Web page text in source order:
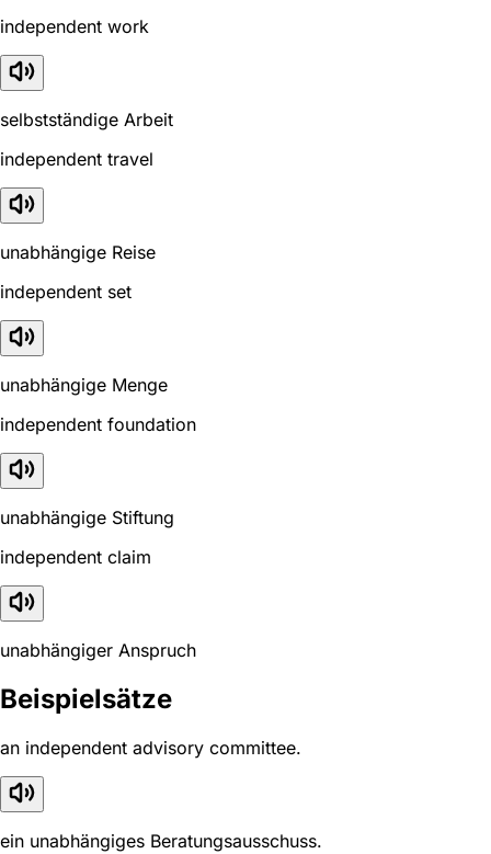
independent work
selbstständige Arbeit
independent travel
unabhängige Reise
independent set
unabhängige Menge
independent foundation
unabhängige Stiftung
independent claim
unabhängiger Anspruch
Beispielsätze
an independent advisory committee.
ein unabhängiges Beratungsausschuss.